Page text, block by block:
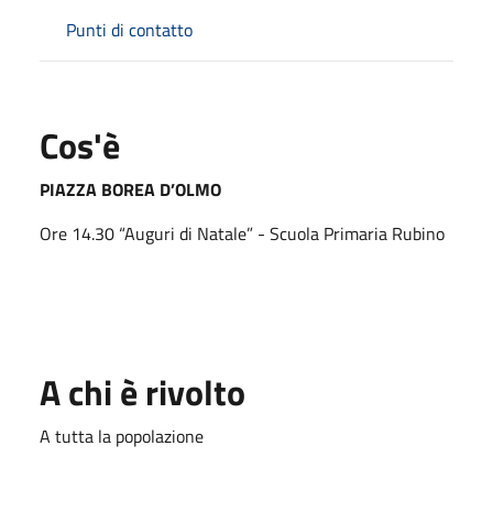
Punti di contatto
Cos'è
PIAZZA BOREA D’OLMO
Ore 14.30 “Auguri di Natale” - Scuola Primaria Rubino
A chi è rivolto
A tutta la popolazione